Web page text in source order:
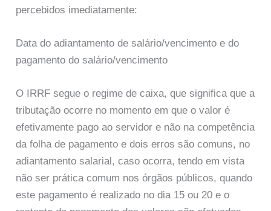
percebidos imediatamente:
Data do adiantamento de salário/vencimento e do
pagamento do salário/vencimento
O IRRF segue o regime de caixa, que significa que a
tributação ocorre no momento em que o valor é
efetivamente pago ao servidor e não na competência
da folha de pagamento e dois erros são comuns, no
adiantamento salarial, caso ocorra, tendo em vista
não ser prática comum nos órgãos públicos, quando
este pagamento é realizado no dia 15 ou 20 e o